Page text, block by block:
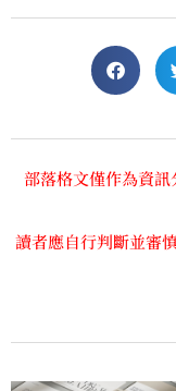
部落格文僅作為資
讀者應自行判斷並審